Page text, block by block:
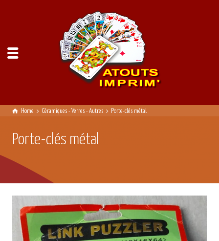
Home Céramiques - Verres - Autres Porte-clés métal
Porte-clés métal